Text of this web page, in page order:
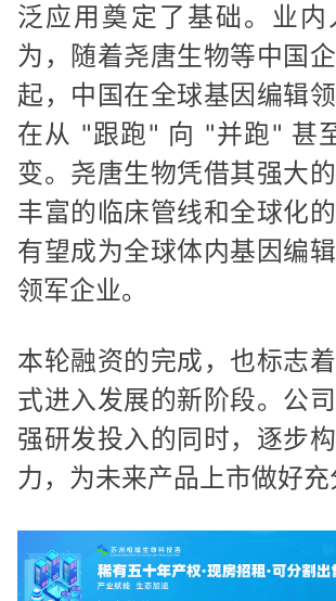
泛应用奠定了基础。业内
为，随着尧唐生物等中国
起，中国在全球基因编辑
在从 "跟跑" 向 "并跑" 甚
变。尧唐生物凭借其强大的
丰富的临床管线和全球化的
有望成为全球体内基因编
领军企业。
本轮融资的完成，也标志
式进入发展的新阶段。公
强研发投入的同时，逐步
力，为未来产品上市做好充